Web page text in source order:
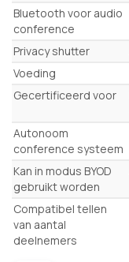
Bluetooth voor audio
conference
Privacy shutter
Voeding
Gecertificeerd voor
Autonoom
conference systeem
Kan in modus BYOD
gebruikt worden
Compatibel tellen
van aantal
deelnemers